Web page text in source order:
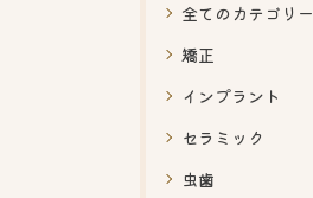
全てのカテゴリー
矯正
インプラント
セラミック
虫歯